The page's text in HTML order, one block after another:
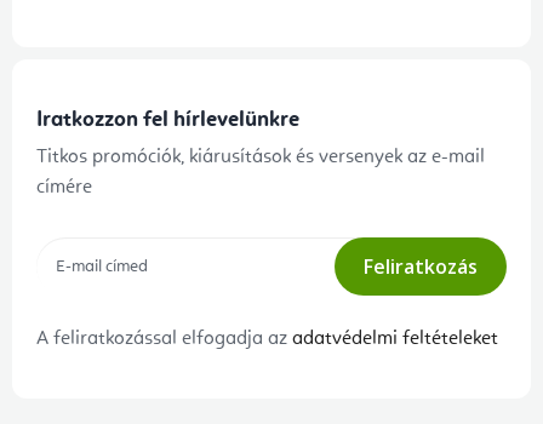
Iratkozzon fel hírlevelünkre
Titkos promóciók, kiárusítások és versenyek az e-mail
címére
Feliratkozás
A feliratkozással elfogadja az adatvédelmi feltételeket